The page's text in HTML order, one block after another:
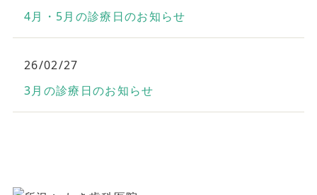
4月・5月の診療日のお知らせ
26/02/27
3月の診療日のお知らせ